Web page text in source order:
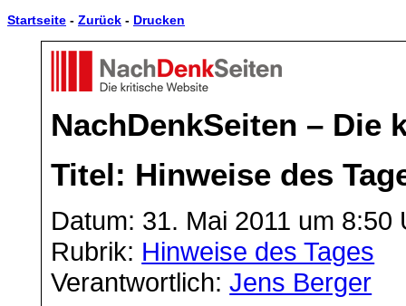
Startseite - Zurück - Drucken
NachDenkSeiten – Die
Titel: Hinweise des
Datum: 31. Mai 2011 um 8:50
Rubrik: Hinweise des Tages
Verantwortlich:Jens Berger